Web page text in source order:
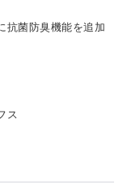
抗菌防臭機能を追加
ス